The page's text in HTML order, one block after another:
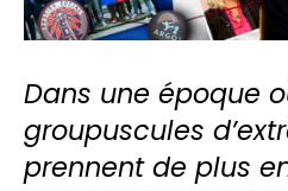
Dans une époque
groupuscules
prennent de plus